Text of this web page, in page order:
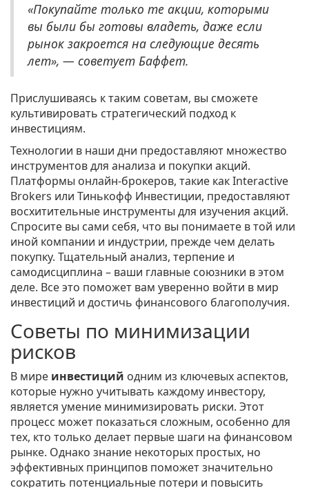
«Покупайте только те акции, которыми
вы были бы готовы владеть, даже если
рынок закроется на следующие десять
лет», — советует Баффет.
Прислушиваясь к таким советам, вы сможете
культивировать стратегический подход к
инвестициям.
Технологии в наши дни предоставляют множество
инструментов для анализа и покупки акций.
Платформы онлайн-брокеров, такие как Interactive
Brokers или Тинькофф Инвестиции, предоставляют
восхитительные инструменты для изучения акций.
Спросите вы сами себя, что вы понимаете в той или
иной компании и индустрии, прежде чем делать
покупку. Тщательный анализ, терпение и
самодисциплина – ваши главные союзники в этом
деле. Все это поможет вам уверенно войти в мир
инвестиций и достичь финансового благополучия.
Советы по минимизации
рисков
В мире инвестиций одним из ключевых аспектов,
которые нужно учитывать каждому инвестору,
является умение минимизировать риски. Этот
процесс может показаться сложным, особенно для
тех, кто только делает первые шаги на финансовом
рынке. Однако знание некоторых простых, но
эффективных принципов поможет значительно
сократить потенциальные потери и повысить